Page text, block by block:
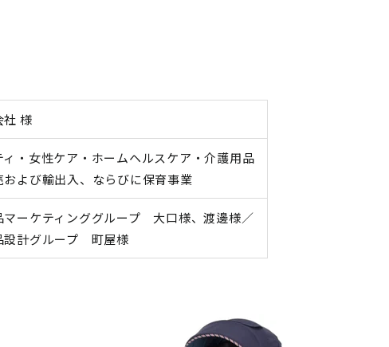
社 様
・女性ケア・ホームヘルスケア・介護用品
よび輸出入、ならびに保育事業
マーケティンググループ 大口様、渡邊様／
設計グループ 町屋様